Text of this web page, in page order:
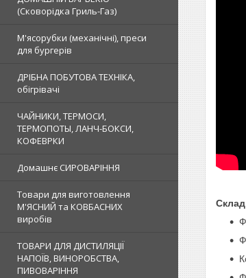
(Сковорідка Гриль-Газ)
М'ясорубки (механічні), преси
для бургерів
ДРІБНА ПОБУТОВА ТЕХНІКА,
обігрівачі
ЧАЙНИКИ, ТЕРМОСИ,
ТЕРМОПОТЫ, ЛАНЧ-БОКСИ,
КОФЕВРКИ
Домашнє СИРОВАРІННЯ
Товари для виготовлення
М'ЯСНИЙ та КОВБАСНИХ
виробів
ТОВАРИ ДЛЯ ДИСТИЛЯЦІЇ
НАПОЇВ, ВИНОРОБСТВА,
ПИВОВАРІННЯ